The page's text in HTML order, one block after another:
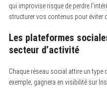
qui improvise risque de perdre
structurer vos contenus pour éviter
Les plateformes
secteur d’activité
Chaque réseau social attire un type
exemple, gagnera en visibilité sur